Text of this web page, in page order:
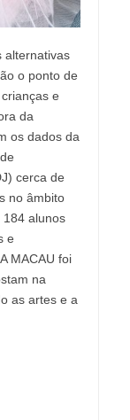
alternativas
o ponto de
e
da
os dados da
cerca de
no âmbito
alunos
e
MACAU foi
na
as artes e a